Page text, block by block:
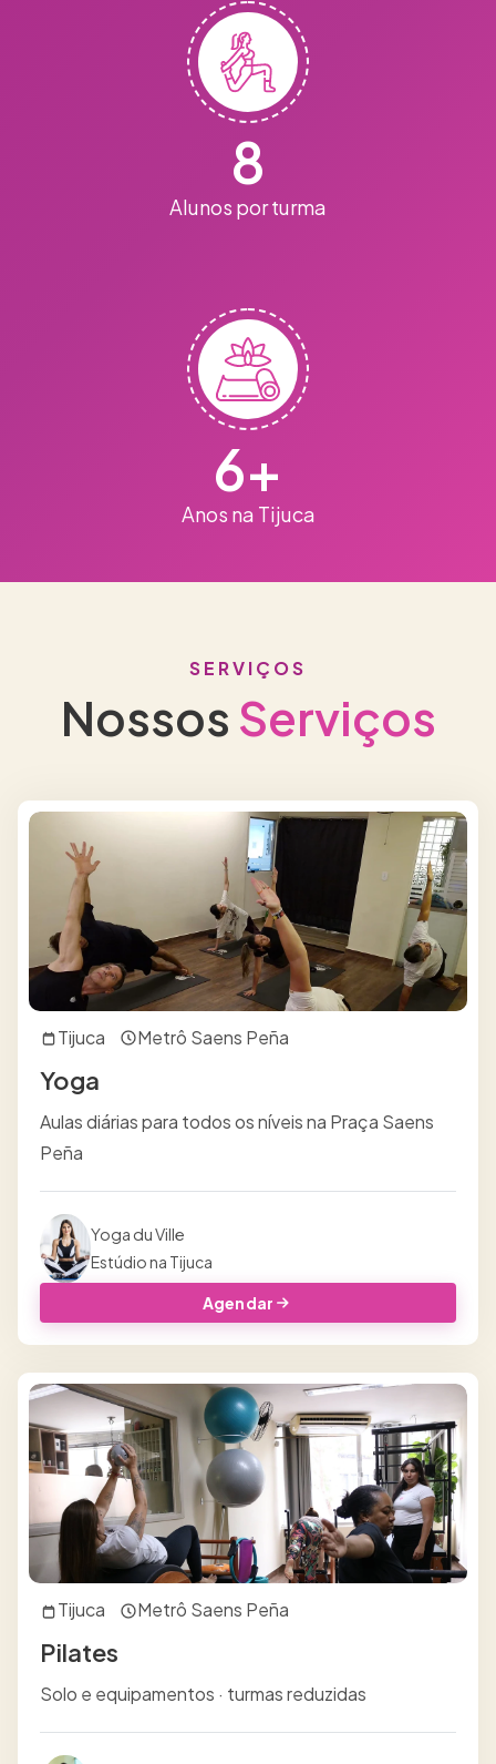
8
Alunos por turma
6+
Anos na Tijuca
SERVIÇOS
Nossos Serviços
Tijuca Metrô Saens Peña
Yoga
Aulas diárias para todos os níveis na Praça Saens
Peña
Yoga du Ville
Estúdio na Tijuca
Agendar
Tijuca Metrô Saens Peña
Pilates
Solo e equipamentos · turmas reduzidas